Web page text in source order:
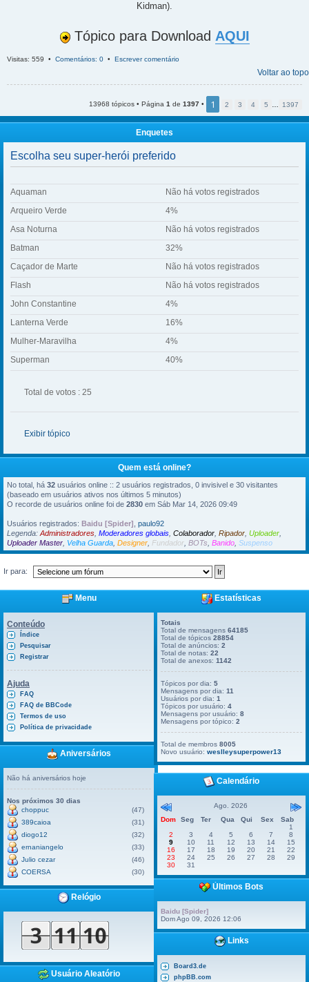
Kidman).
Tópico para Download AQUI
Visitas: 559 • Comentários: 0 • Escrever comentário
Voltar ao topo
13968 tópicos • Página 1 de 1397 • 1 2 3 4 5 1397
Enquetes
Escolha seu super-herói preferido
Aquaman
Não há votos registrados
Arqueiro Verde
4%
Asa Noturna
Não há votos registrados
Batman
32%
Caçador de Marte
Não há votos registrados
Flash
Não há votos registrados
John Constantine
4%
Lanterna Verde
16%
Mulher-Maravilha
4%
Superman
40%
Total de votos : 25
Exibir tópico
Quem está online?
No total, há 32 usuários online :: 2 usuários registrados, 0 invisivel e 30 visitantes
(baseado em usuários ativos nos últimos 5 minutos)
O recorde de usuários online foi de 2830 em Sáb Mar 14, 2026 09:49
Usuários registrados: Baidu [Spider] , paulo92
Legenda:Administradores, Moderadores globais, Colaborador, Ripador, Uploader,
Uploader Master, Velha Guarda, Designer, Fundador, BOTs, Banido, Suspenso
Ir para:
Menu
Conteúdo
Índice
Pesquisar
Registrar
Ajuda
FAQ
FAQ de BBCode
Termos de uso
Política de privacidade
Aniversários
Não há aniversários hoje
Nos próximos 30 dias
choppuc
(47)
389caioa
(31)
diogo12
(32)
ernaniangelo
(33)
Julio cezar
(46)
COERSA
(30)
Relógio
Usuário Aleatório
Estatísticas
Totais
Total de mensagens64185
Total de tópicos28854
Total de anúncios:2
Total de notas:22
Total de anexos:1142
Tópicos por dia:5
Mensagens por dia:11
Usuários por dia:1
Tópicos por usuário:4
Mensagens por usuário:8
Mensagens por tópico:2
Total de membros8005
Novo usuário:weslleysuperpower13
Calendário
Ago. 2026
Dom
Seg Ter Qua Qui Sex
Sab
1
2
3 4 5 6 7
8
9
10 11 12 13 14
15
16
17 18 19 20 21
22
23
24 25 26 27 28
29
30
31
Últimos Bots
Baidu [Spider]
Dom Ago 09, 2026 12:06
Links
Board3.de
phpBB.com